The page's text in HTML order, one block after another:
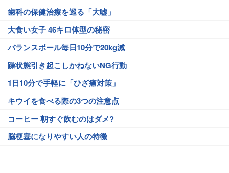
歯科の保健治療を巡る「大嘘」
大食い女子 46キロ体型の秘密
バランスボール毎日10分で20kg減
躁状態引き起こしかねないNG行動
1日10分で手軽に「ひざ痛対策」
キウイを食べる際の3つの注意点
コーヒー 朝すぐ飲むのはダメ?
脳梗塞になりやすい人の特徴